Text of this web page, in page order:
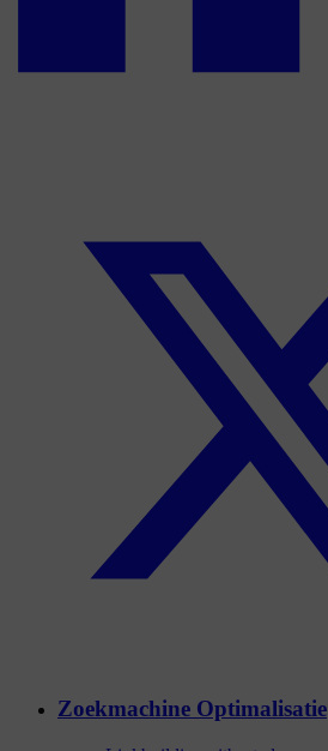
Zoekmachine Optimalisatie